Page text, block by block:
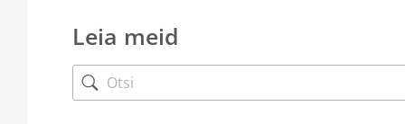
Leia meid